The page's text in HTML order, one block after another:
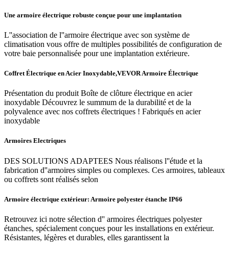
Une armoire électrique robuste conçue pour une implantation
L''association de l''armoire électrique avec son système de
climatisation vous offre de multiples possibilités de configuration de
votre baie personnalisée pour une implantation extérieure.
Coffret Électrique en Acier Inoxydable,VEVOR Armoire Électrique
Présentation du produit Boîte de clôture électrique en acier
inoxydable Découvrez le summum de la durabilité et de la
polyvalence avec nos coffrets électriques ! Fabriqués en acier
inoxydable
Armoires Electriques
DES SOLUTIONS ADAPTEES Nous réalisons l''étude et la
fabrication d''armoires simples ou complexes. Ces armoires, tableaux
ou coffrets sont réalisés selon
Armoire électrique extérieur: Armoire polyester étanche IP66
Retrouvez ici notre sélection d'' armoires électriques polyester
étanches, spécialement conçues pour les installations en extérieur.
Résistantes, légères et durables, elles garantissent la